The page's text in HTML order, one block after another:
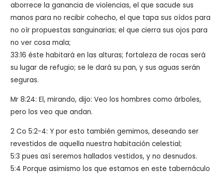
aborrece la ganancia de violencias, el que sacude sus
manos para no recibir cohecho, el que tapa sus oídos para
no oír propuestas sanguinarias; el que cierra sus ojos para
no ver cosa mala;
33:16 éste habitará en las alturas; fortaleza de rocas será
su lugar de refugio; se le dará su pan, y sus aguas serán
seguras.
Mr 8:24: El, mirando, dijo: Veo los hombres como árboles,
pero los veo que andan.
2 Co 5:2-4: Y por esto también gemimos, deseando ser
revestidos de aquella nuestra habitación celestial;
5:3 pues así seremos hallados vestidos, y no desnudos.
5:4 Porque asimismo los que estamos en este tabernáculo